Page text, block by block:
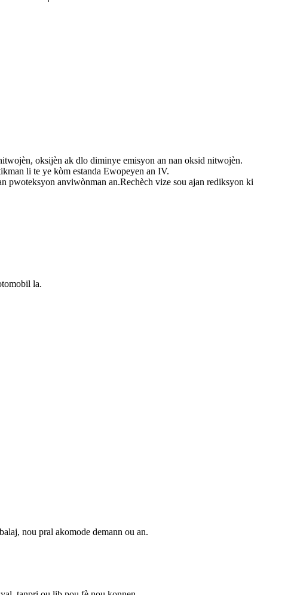
oksijèn ak dlo diminye emisyon an nan oksid nitwojèn.
li te ye kòm estanda Ewopeyen an IV.
pwoteksyon anviwònman an.Rechèch vize sou ajan rediksyon ki
la.
nou pral akomode demann ou an.